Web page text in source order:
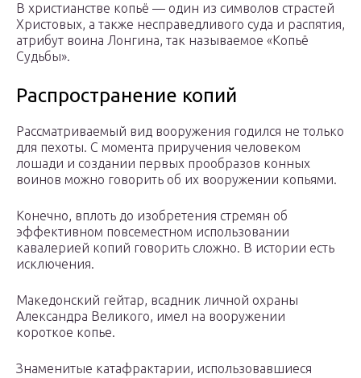
В христианстве копьё — один из символов страстей
Христовых, а также несправедливого суда и распятия,
атрибут воина Лонгина, так называемое «Копьё
Судьбы».
Распространение копий
Рассматриваемый вид вооружения годился не только
для пехоты. С момента приручения человеком
лошади и создании первых прообразов конных
воинов можно говорить об их вооружении копьями.
Конечно, вплоть до изобретения стремян об
эффективном повсеместном использовании
кавалерией копий говорить сложно. В истории есть
исключения.
Македонский гейтар, всадник личной охраны
Александра Великого, имел на вооружении
короткое копье.
Знаменитые катафрактарии, использовавшиеся